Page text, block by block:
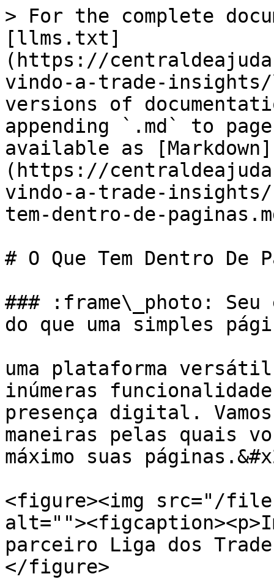
> For the complete
[llms.txt]
(https://
vindo-a-trade-
versions of
appending `.md` to
available as [Markdown]
(https://
vindo-a-trade-insights/
tem-dentro-de-
# O Que Tem Dentro De
### :frame\_photo:
do que uma simples
uma plataforma
inúmeras
presença digital.
maneiras pelas quais
máximo suas
<figure><img src="/files/
parceiro Liga dos
</figure>